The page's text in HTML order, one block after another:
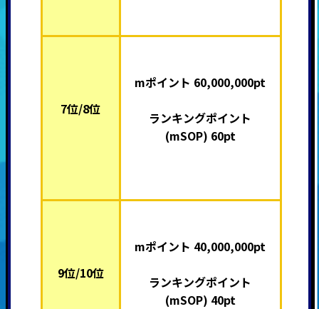
7位/8位
mポイント 60,000,000pt
ランキングポイント
(mSOP) 60pt
9位/10位
mポイント 40,000,000pt
ランキングポイント
(mSOP) 40pt